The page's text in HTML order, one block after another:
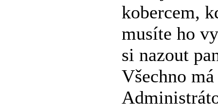
kobercem,
musíte ho
si nazout
Všechno